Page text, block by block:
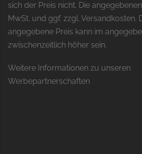
sich der Preis nicht. Die
MwSt. und ggf. zzgl. Versandkosten.
angegebene Preis kann im
zwischenzeitlich höher sein.
Weitere Informationen zu unseren
Werbepartnerschaften